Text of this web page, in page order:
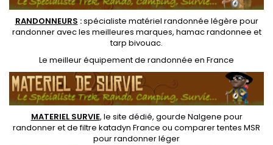
RANDONNEURS :spécialiste matériel randonnée légère pour
randonner avec les meilleures marques, hamac randonnee et
tarp bivouac.
Le meilleur équipement de randonnée en France
MATERIEL SURVIE, le site dédié, gourde Nalgene pour
randonneret defiltre katadyn France ou comparer tentes MSR
pour randonner léger